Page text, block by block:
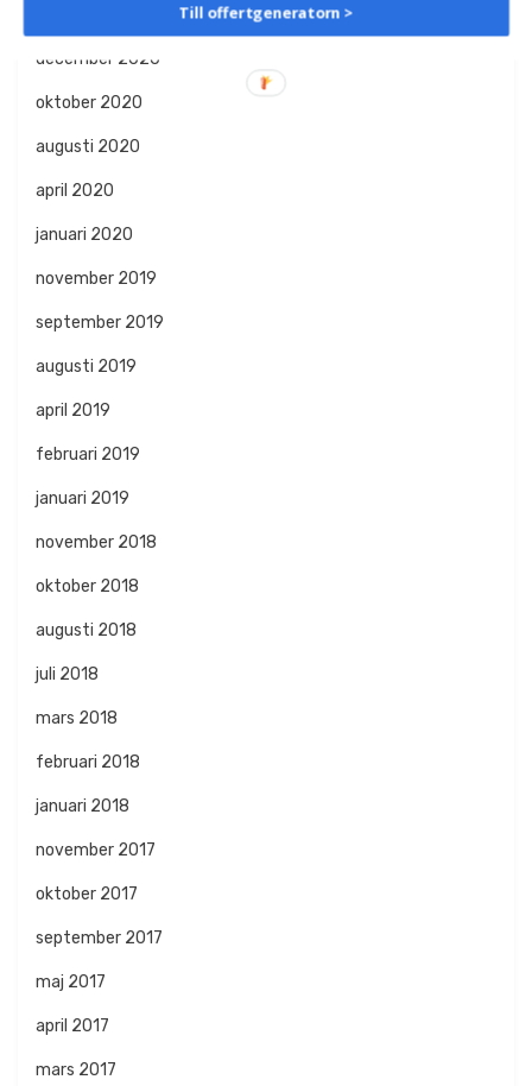
december 2020
oktober 2020
augusti 2020
april 2020
januari 2020
november 2019
september 2019
augusti 2019
april 2019
februari 2019
januari 2019
november 2018
oktober 2018
augusti 2018
juli 2018
mars 2018
februari 2018
januari 2018
november 2017
oktober 2017
september 2017
maj 2017
april 2017
mars 2017
Till offertgeneratorn >